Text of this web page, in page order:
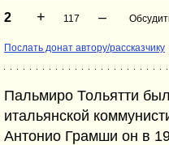
2 + 117 –
Послать донат автору/рассказчику
Пальмиро Тольятти
итальянской
Антонио Грамши он в